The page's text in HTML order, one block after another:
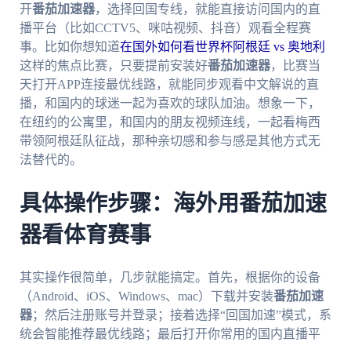
开番茄加速器，选择回国专线，就能直接访问国内的直
播平台（比如CCTV5、咪咕视频、抖音）观看全程赛
事。比如你想知道在国外如何看世界杯阿根廷 vs 奥地利
这样的焦点比赛，只要提前安装好番茄加速器，比赛当
天打开APP连接最优线路，就能同步观看中文解说的直
播，和国内的球迷一起为喜欢的球队加油。想象一下，
在纽约的公寓里，和国内的朋友视频连线，一起看梅西
带领阿根廷队征战，那种亲切感和参与感是其他方式无
法替代的。
具体操作步骤：海外用番茄加速
器看体育赛事
其实操作很简单，几步就能搞定。首先，根据你的设备
（Android、iOS、Windows、mac）下载并安装番茄加速
器；然后注册账号并登录；接着选择“回国加速”模式，系
统会智能推荐最优线路；最后打开你常用的国内直播平